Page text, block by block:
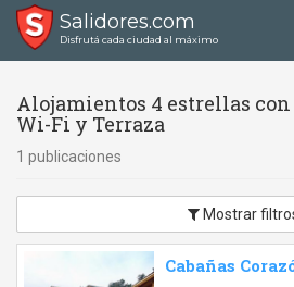
Salidores.com
Disfrutá cada ciudad al máximo
Alojamientos 4 estrellas
Wi-Fi y Terraza
1 publicaciones
Mostrar
Cabañas